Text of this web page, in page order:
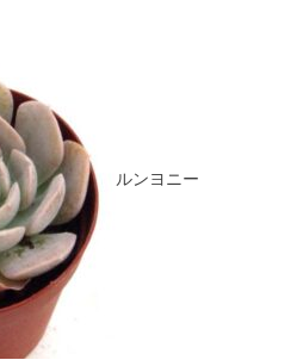
ルンヨニー